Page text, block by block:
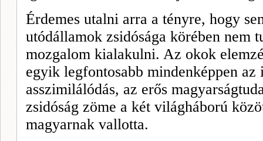
Érdemes utalni arra a tényre, hogy
utódállamok zsidósága körében nem
mozgalom kialakulni. Az okok
egyik legfontosabb mindenképpen az
asszimilálódás, az erős
zsidóság zöme a két világháború
magyarnak vallotta.